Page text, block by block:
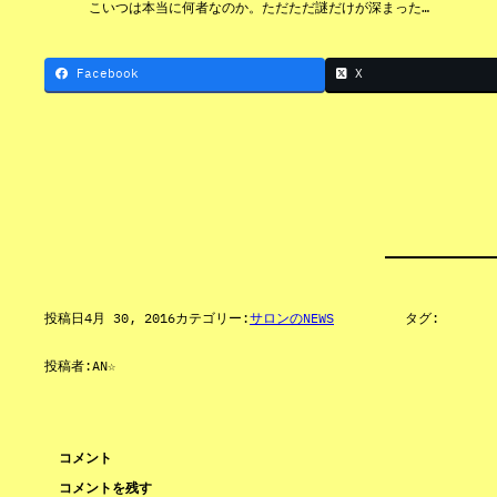
こいつは本当に何者なのか。ただただ謎だけが深まった…
Facebook X
投稿日4月 30, 2016カテゴリー:サロンのNEWS
投稿者:AN☆
タグ:
コメント
コメントを残す